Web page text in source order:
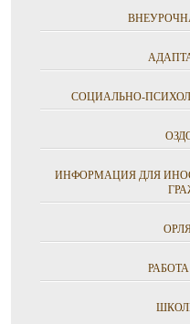
СОЦИАЛЬНО-
ИНФОРМАЦИЯ ДЛЯ